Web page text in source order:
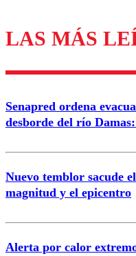
Los comentarios
Nombre
Correo
LAS MÁS
Senapred ordena
desborde del río
Nuevo temblor sacude
magnitud y el epicentro
Alerta por calor